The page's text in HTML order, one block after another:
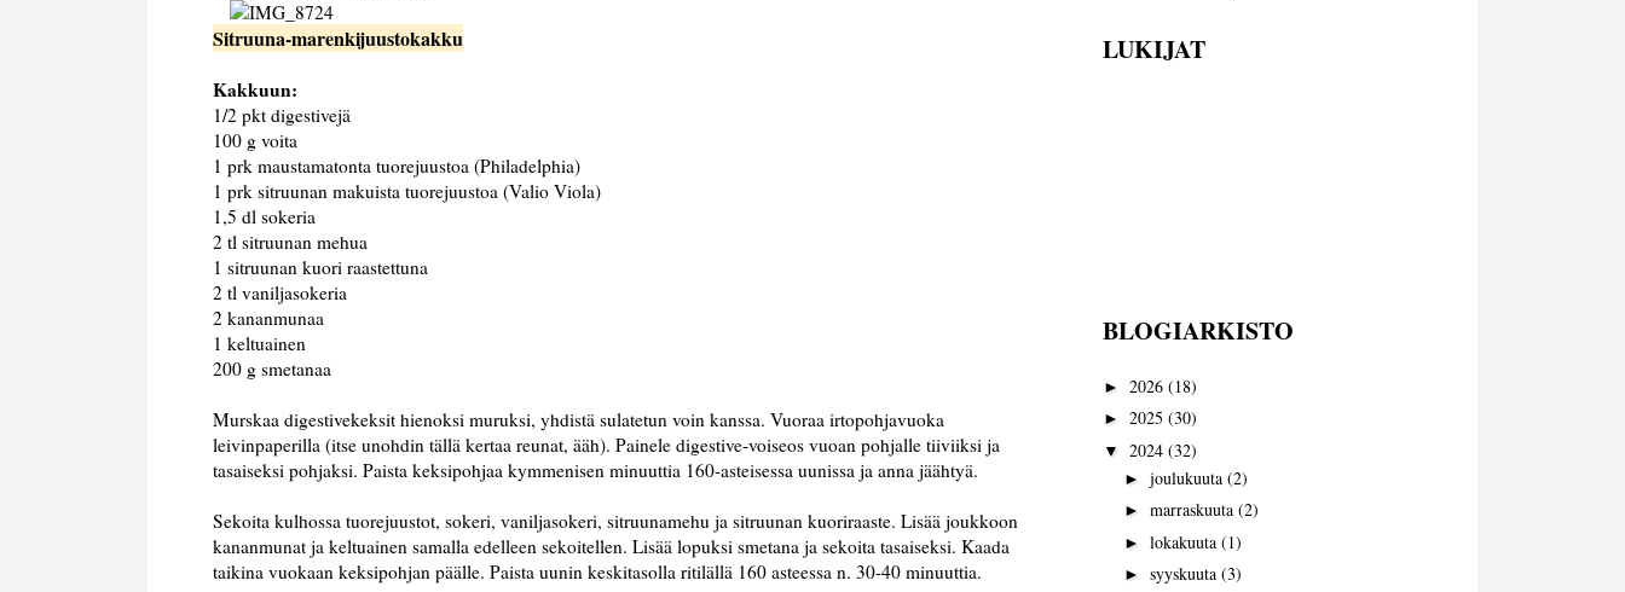
Sitruuna-marenkijuustokakku
Kakkuun:
1/2 pkt digestivejä
100 g voita
1 prk maustamatonta tuorejuustoa (Philadelphia)
1 prk sitruunan makuista tuorejuustoa (Valio Viola)
1,5 dl sokeria
2 tl sitruunan mehua
1 sitruunan kuori raastettuna
2 tl vaniljasokeria
2 kananmunaa
1 keltuainen
200 g smetanaa
Murskaa digestivekeksit hienoksi muruksi, yhdistä sulatetun voin kanssa. Vuoraa irtopohjavuoka
leivinpaperilla (itse unohdin tällä kertaa reunat, ääh). Painele digestive-voiseos vuoan pohjalle tiiviiksi ja
tasaiseksi pohjaksi. Paista keksipohjaa kymmenisen minuuttia 160-asteisessa uunissa ja anna jäähtyä.
Sekoita kulhossa tuorejuustot, sokeri, vaniljasokeri, sitruunamehu ja sitruunan kuoriraaste. Lisää joukkoon
kananmunat ja keltuainen samalla edelleen sekoitellen. Lisää lopuksi smetana ja sekoita tasaiseksi. Kaada
taikina vuokaan keksipohjan päälle. Paista uunin keskitasolla ritilällä 160 asteessa n. 30-40 minuuttia.
LUKIJAT
BLOGIARKISTO
► 2026 (18)
► 2025 (30)
▼ 2024 (32)
► joulukuuta (2)
► marraskuuta (2)
► lokakuuta (1)
► syyskuuta (3)